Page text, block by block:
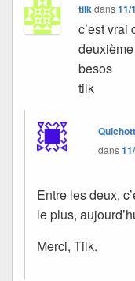
tilkdans11/
c’est vrai
besos
tilk
dans
Entre les deux,
le plus,
Merci, Tilk.